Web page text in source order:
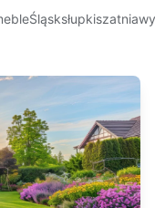
Śląsksłupkiszatnia